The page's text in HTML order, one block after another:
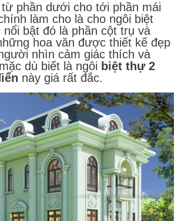
phần dưới cho tới phần mái
làm cho là cho ngôi biệt
bật đó là phần cột trụ và
hoa văn được thiết kế đẹp
nhìn cảm giác thích và
dù biết là ngôi biệt thự 2
này giá rất đắc.